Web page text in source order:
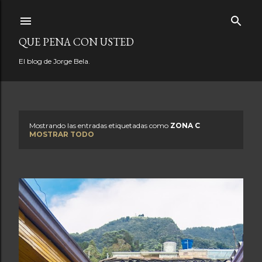
QUE PENA CON USTED
El blog de Jorge Bela.
t
r
a
d
Mostrando las entradas etiquetadas como ZONA C
MOSTRAR TODO